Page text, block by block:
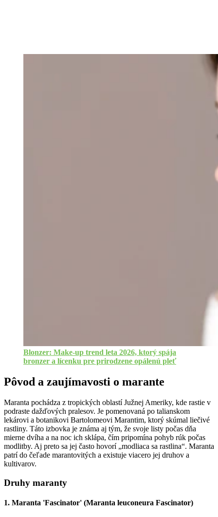
Blonzer: Make-up trend leta 2026, ktorý spája
bronzer a lícenku pre prirodzene opálenú pleť
Pôvod a zaujímavosti o marante
Maranta pochádza z tropických oblastí Južnej Ameriky, kde rastie v
podraste dažďových pralesov. Je pomenovaná po talianskom
lekárovi a botanikovi Bartolomeovi Marantim, ktorý skúmal liečivé
rastliny. Táto izbovka je známa aj tým, že svoje listy počas dňa
mierne dvíha a na noc ich sklápa, čím pripomína pohyb rúk počas
modlitby. Aj preto sa jej často hovorí „modliaca sa rastlina“. Maranta
patrí do čeľade marantovitých a existuje viacero jej druhov a
kultivarov.
Druhy maranty
1. Maranta 'Fascinator' (Maranta leuconeura Fascinator)